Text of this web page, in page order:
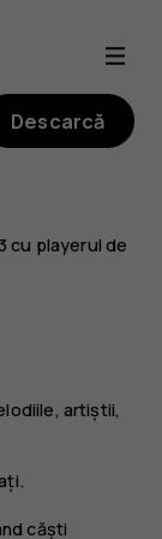
Descarcă
cu playerul de
artiștii,
.
căști